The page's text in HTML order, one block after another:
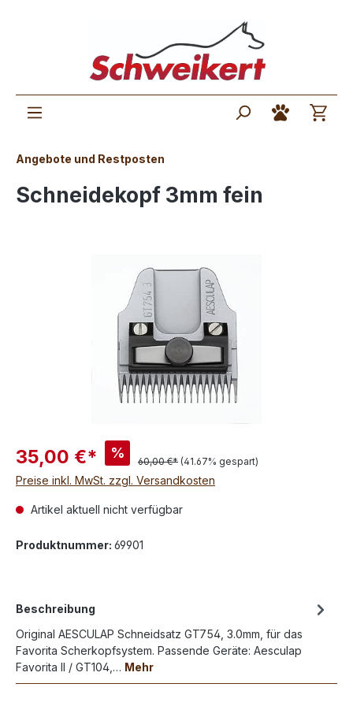
Angebote und Restposten
Schneidekopf 3mm fein
35,00 €* %
60,00 €* (41.67% gespart)
Preise inkl. MwSt. zzgl. Versandkosten
Artikel aktuell nicht verfügbar
Produktnummer: 69901
Beschreibung
Original AESCULAP Schneidsatz GT754, 3.0mm, für das
Favorita Scherkopfsystem. Passende Geräte: Aesculap
Favorita II / GT104,… Mehr